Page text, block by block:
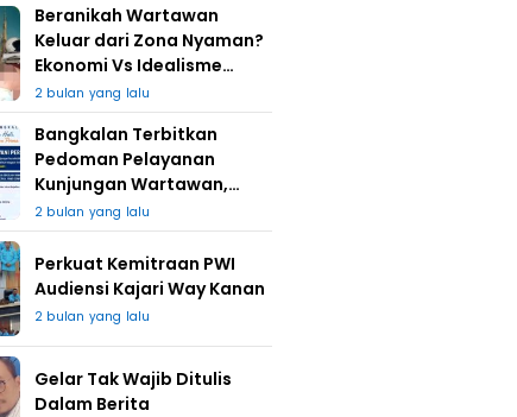
Beranikah Wartawan
Keluar dari Zona Nyaman?
Ekonomi Vs Idealisme
Jurnalistik
2 bulan yang lalu
Bangkalan Terbitkan
Pedoman Pelayanan
Kunjungan Wartawan,
Redaksi : Bagus Jangan
Lari
2 bulan yang lalu
Perkuat Kemitraan PWI
Audiensi Kajari Way Kanan
2 bulan yang lalu
Gelar Tak Wajib Ditulis
Dalam Berita